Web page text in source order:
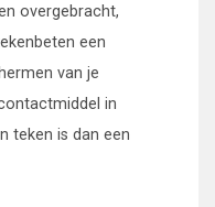
overgebracht,
een
van je
in
teken is dan een